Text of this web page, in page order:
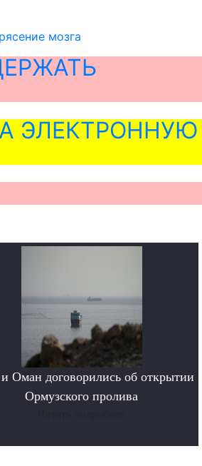
мозга
ЭЛЕКТРОННУЮ
Оман договорились об открытии
Ормузского пролива